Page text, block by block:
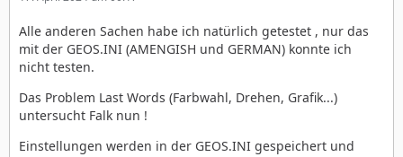
Alle anderen Sachen habe ich natürlich getestet , nur das
mit der GEOS.INI (AMENGISH und GERMAN) konnte ich
nicht testen.
Das Problem Last Words (Farbwahl, Drehen, Grafik...)
untersucht Falk nun !
Einstellungen werden in der GEOS.INI gespeichert und